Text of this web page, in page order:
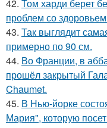
42. Том харди берет
проблем со
43. Так выглядит
примерно по 90 см.
44. Во Франции, в
прошёл закрытый
Chaumet.
45. В Нью-йорке
Мария", которую